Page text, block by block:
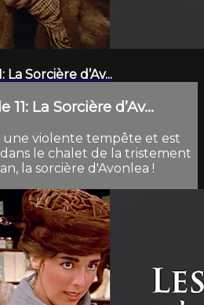
La Sorcière d’Av...
11: La Sorcière d’Av...
une violente tempête et est
le chalet de la tristement
la sorcière d'Avonlea !